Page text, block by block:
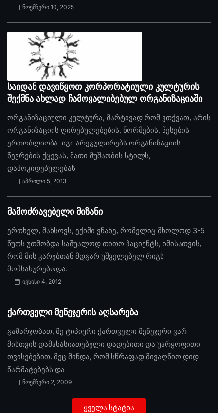
ნოემბერი 10, 2025
საიდან დავიწყოთ კორპორატიული კულტურის
შექმნა ახლად ჩამოყალიბებულ ორგანიზაციაში
ორგანიზაციული კულტურა, მარტივად რომ ვთქვათ, არის
ორგანიზაციის ღირებულებების, ნორმების, წესების
ერთობლიობა. იგი არეგულირებს ორგანიზაციის
წევრების ქცევას, მათი მუშაობის სტილს,
დამოკიდებულებას
აპრილი 5, 2013
მამოძრავებელი მიზანი
ერთხელ, მახსოვს, ექიმი ვნახე, რომელიც მხოლოდ 3-5
წუთს უთმობდა საშუალოდ თითო პაციენტს, იმისათვის,
რომ მის კარებთან მდგარ უშველებელ რიგს
მომსახურებოდა.
ივნისი 4, 2012
ქართველი მენეჯერის აღსარება
გამარჯობათ, მე ტიპიური ქართველი მენეჯერი ვარ
მისთვის დამახასიათებელი დადებითი და უარყოფითი
თვისებებით. მეც მინდა, რომ სწრაფად მივაღწიო დიდ
წარმატებებს და
ნოემბერი 2, 2009
ყველა სტატია